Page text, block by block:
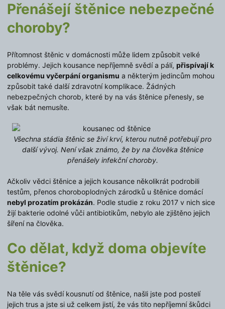
Přenášejí štěnice nebezpečné
choroby?
Přítomnost štěnic v domácnosti může lidem způsobit velké
problémy. Jejich kousance nepříjemně svědí a pálí, přispívají k
celkovému vyčerpání organismu a některým jedincům mohou
způsobit také další zdravotní komplikace. Žádných
nebezpečných chorob, které by na vás štěnice přenesly, se
však bát nemusíte.
Všechna stádia štěnic se živí krví, kterou nutně potřebují pro
další vývoj. Není však známo, že by na člověka štěnice
přenášely infekční choroby.
Ačkoliv vědci štěnice a jejich kousance několikrát podrobili
testům, přenos choroboplodných zárodků u štěnice domácí
nebyl prozatím prokázán. Podle studie z roku 2017 v nich sice
žijí bakterie odolné vůči antibiotikům, nebylo ale zjištěno jejich
šíření na člověka.
Co dělat, když doma objevíte
štěnice?
Na těle vás svědí kousnutí od štěnice, našli jste pod postelí
jejich trus a jste si už celkem jistí, že vás tito nepříjemní škůdci